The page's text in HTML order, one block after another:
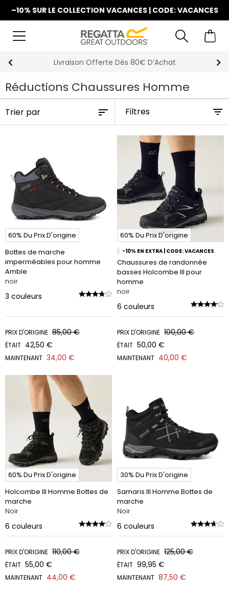
–10% SUR LE COLLECTION VACANCES | CODE: VACANCES
La Nouvelle Collection Est Disponible
Réductions Chaussures Homme
Filtres
60% Du Prix D'origine
Bottes de marche
imperméables pour homme
Amble
noir
3 couleurs
PRIX D'ORIGINE 85,00 €
ÉTAIT 42,50 €
MAINTENANT 34,00 €
60% Du Prix D'origine
-10% EN EXTRA | CODE: VACANCES
Chaussures de randonnée
basses Holcombe III pour
homme
noir
6 couleurs
PRIX D'ORIGINE 100,00 €
ÉTAIT 50,00 €
MAINTENANT 40,00 €
60% Du Prix D'origine
Holcombe III Homme Bottes de
marche
Noir
6 couleurs
PRIX D'ORIGINE 110,00 €
ÉTAIT 55,00 €
MAINTENANT 44,00 €
30% Du Prix D'origine
Samaris III Homme Bottes de
marche
Noir
6 couleurs
PRIX D'ORIGINE 125,00 €
ÉTAIT 99,95 €
MAINTENANT 87,50 €